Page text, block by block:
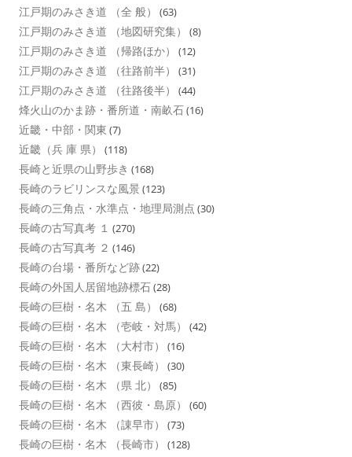
江戸期のみさき道 （全 般） (63)
江戸期のみさき道 （地図研究集） (8)
江戸期のみさき道 （帰路ほか） (12)
江戸期のみさき道 （往路前半） (31)
江戸期のみさき道 （往路後半） (44)
烽火山のかま跡・番所道・南畝石(16)
近畿・中部・関東 (7)
近畿（兵 庫 県） (118)
長崎と近県の山野歩き (168)
長崎のラビリンスな風景 (123)
長崎の三角点・水準点・地理局測点 (30)
長崎の古写真考 １ (270)
長崎の古写真考 ２ (146)
長崎の台場・番所など跡(22)
長崎の外国人居留地跡標石(28)
長崎の巨樹・名木 （五 島） (68)
長崎の巨樹・名木 （壱岐・対馬） (42)
長崎の巨樹・名木 （大村市） (16)
長崎の巨樹・名木 （東長崎） (30)
長崎の巨樹・名木 （県 北） (85)
長崎の巨樹・名木 （西彼・島原） (60)
長崎の巨樹・名木 （諌早市） (73)
長崎の巨樹・名木 （長崎市） (128)